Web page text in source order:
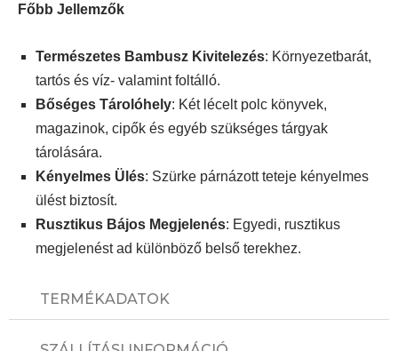
TERMÉKADATOK
Főbb Jellemzők
Természetes Bambusz Kivitelezés: Környezetbarát,
tartós és víz- valamint foltálló.
Bőséges Tárolóhely: Két lécelt polc könyvek,
magazinok, cipők és egyéb szükséges tárgyak
tárolására.
Kényelmes Ülés: Szürke párnázott teteje kényelmes
ülést biztosít.
Rusztikus Bájos Megjelenés: Egyedi, rusztikus
megjelenést ad különböző belső terekhez.